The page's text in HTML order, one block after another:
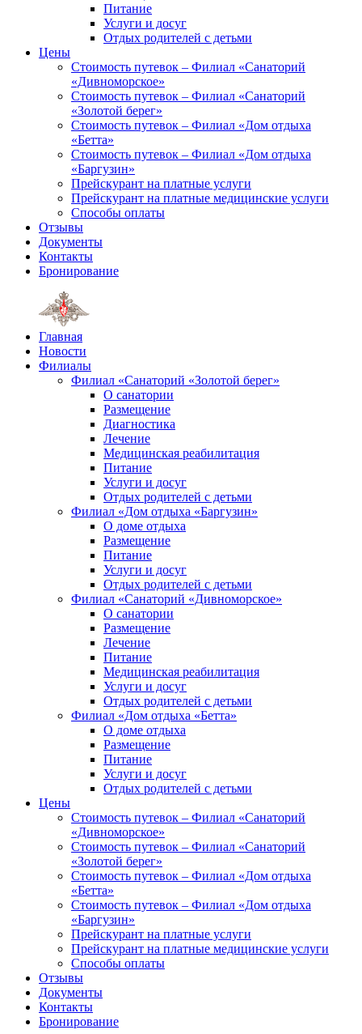
Питание
Услуги и досуг
Отдых родителей с детьми
Цены
Стоимость путевок – Филиал «Санаторий
«Дивноморское»
Стоимость путевок – Филиал «Санаторий
«Золотой берег»
Стоимость путевок – Филиал «Дом отдыха
«Бетта»
Стоимость путевок – Филиал «Дом отдыха
«Баргузин»
Прейскурант на платные услуги
Прейскурант на платные медицинские услуги
Способы оплаты
Отзывы
Документы
Контакты
Бронирование
Главная
Новости
Филиалы
Филиал «Санаторий «Золотой берег»
О санатории
Размещение
Диагностика
Лечение
Медицинская реабилитация
Питание
Услуги и досуг
Отдых родителей с детьми
Филиал «Дом отдыха «Баргузин»
О доме отдыха
Размещение
Питание
Услуги и досуг
Отдых родителей с детьми
Филиал «Санаторий «Дивноморское»
О санатории
Размещение
Лечение
Питание
Медицинская реабилитация
Услуги и досуг
Отдых родителей с детьми
Филиал «Дом отдыха «Бетта»
О доме отдыха
Размещение
Питание
Услуги и досуг
Отдых родителей с детьми
Цены
Стоимость путевок – Филиал «Санаторий
«Дивноморское»
Стоимость путевок – Филиал «Санаторий
«Золотой берег»
Стоимость путевок – Филиал «Дом отдыха
«Бетта»
Стоимость путевок – Филиал «Дом отдыха
«Баргузин»
Прейскурант на платные услуги
Прейскурант на платные медицинские услуги
Способы оплаты
Отзывы
Документы
Контакты
Бронирование